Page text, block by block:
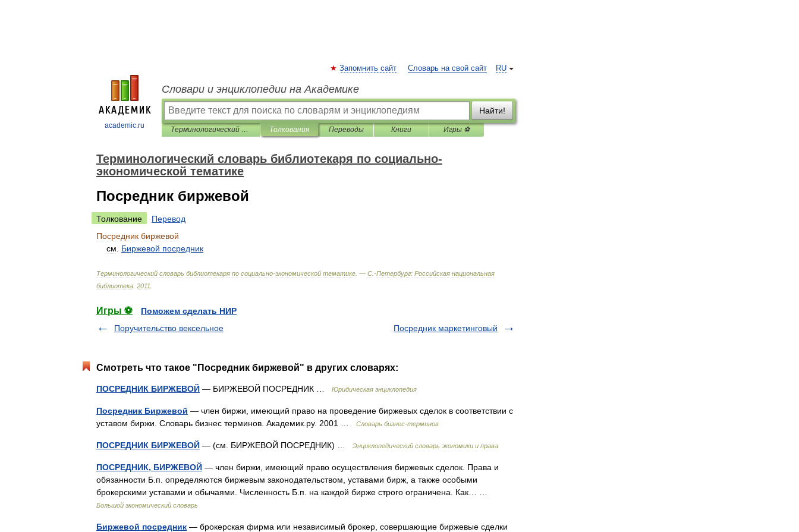
academic.ru
RU
Запомнить сайт Словарь на свой сайт
Словари и энциклопедии на Академике
Найти!
Терминологический словарь библиотекаря по социально-экономической тематике Толкования Переводы Книги Игры ⚽
Терминологический словарь библиотекаря по социально-
экономической тематике
Посредник биржевой
Толкование
Перевод
Посредник биржевой
см
Биржевой посредник
Терминологический словарь библиотекаря по социально-экономической тематике . — С .-Петербург: Российская национальная
библиотека 2011
Игры ⚽
Поможем сделать НИР
Поручительство вексельное
Посредник маркетинговый
Смотреть что такое "Посредник биржевой" в других словарях:
ПОСРЕДНИК БИРЖЕВОЙ — БИРЖЕВОЙ ПОСРЕДНИК … Юридическая энциклопедия
Посредник Биржевой — член биржи, имеющий право на проведение биржевых сделок в соответствии с
уставом биржи. Словарь бизнес терминов. Академик.ру. 2001 …
Словарь бизнес-терминов
ПОСРЕДНИК БИРЖЕВОЙ — (см. БИРЖЕВОЙ ПОСРЕДНИК) … Энциклопедический словарь экономики и права
ПОСРЕДНИК, БИРЖЕВОЙ — член биржи, имеющий право осуществления биржевых сделок. Права и
обязанности Б.п. определяются биржевым законодательством, уставами бирж, а также особыми
брокерскими уставами и обычаями. Численность Б.п. на каждой бирже строго ограничена. Как… …
Большой экономический словарь
Биржевой посредник — брокерская фирма или независимый брокер, совершающие биржевые сделки